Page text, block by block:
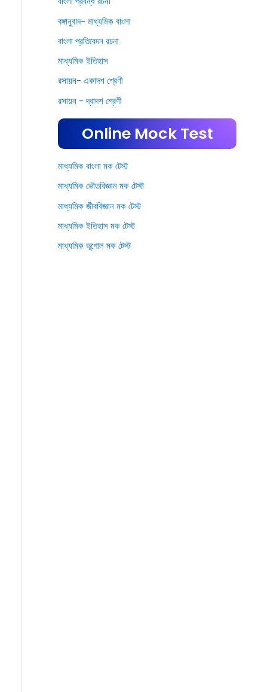
বঙ্গানুবাদ- মাধ্যমিক বাংলা
বাংলা প্রতিবেদন রচনা
মাধ্যমিক ইতিহাস
রসায়ন- একাদশ শ্রেণী
রসায়ন - দ্বাদশ শ্রেণী
Online Mock Test
মাধ্যমিক বাংলা মক টেস্ট
মাধ্যমিক ভৌতবিজ্ঞান মক টেস্ট
মাধ্যমিক জীববিজ্ঞান মক টেস্ট
মাধ্যমিক ইতিহাস মক টেস্ট
মাধ্যমিক ভূগোল মক টেস্ট